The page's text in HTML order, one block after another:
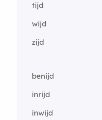
tijd
wijd
zijd
benijd
inrijd
inwijd